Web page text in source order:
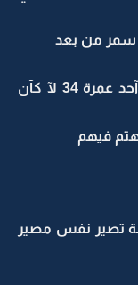
سمر من بعد
ماماتت آم سمر حالته صارت مو كآنه وآحد عمرة 34 لآ كآن
تصير نفس مصير